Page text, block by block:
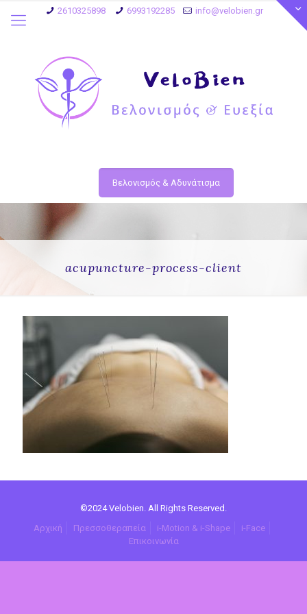
2610325898 6993192285 info@velobien.gr
Βελονισμός & Αδυνάτισμα
acupuncture-process-client
©2024 Velobien. All Rights Reserved.
Αρχική
Πρεσσοθεραπεία i-Motion & i-Shape
i-Face
Επικοινωνία